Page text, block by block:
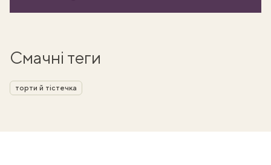
Смачні теги
торти й тістечка